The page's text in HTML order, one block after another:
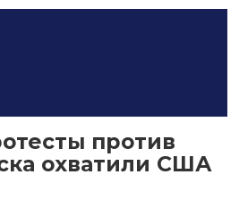
против
охватили США